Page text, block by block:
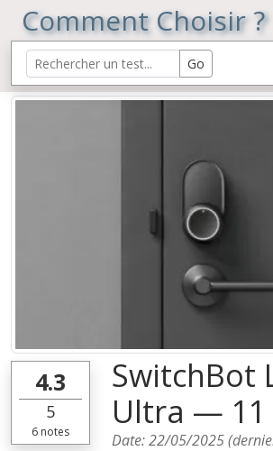
Comment Choisir ?
4.3
5
6 notes
SwitchBot
Ultra — 11
Date:22/05/2025